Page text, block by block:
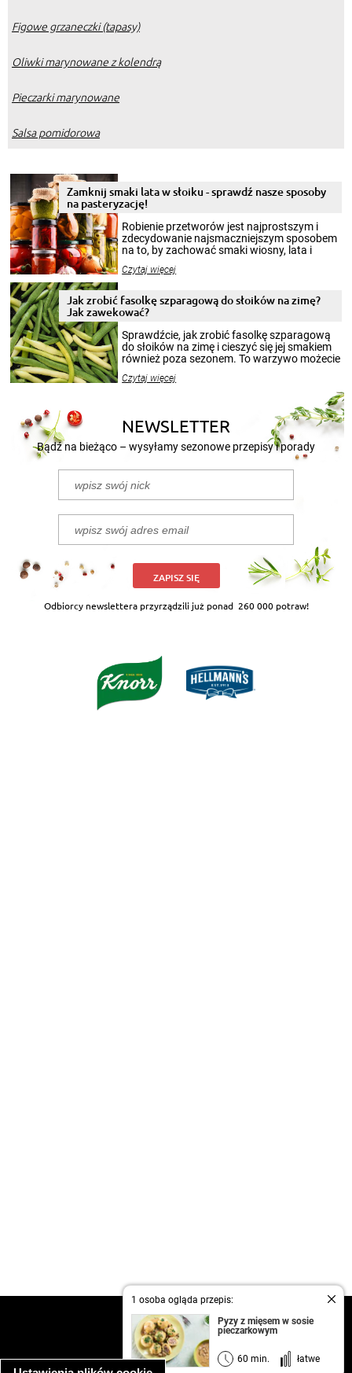
1 osoba ogląda przepis:
Pyzy z mięsem w sosie
pieczarkowym
60 min. łatwe
Figowe grzaneczki (tapasy)
Oliwki marynowane z kolendrą
Pieczarki marynowane
Salsa pomidorowa
Zamknij smaki lata w słoiku - sprawdź nasze sposoby
na pasteryzację!
Robienie przetworów jest najprostszym i
zdecydowanie najsmaczniejszym sposobem
na to, by zachować smaki wiosny, lata i
krajobrazów, by cieszyć nimi oko w sezonie
pełni poczuć atmosferę cieplejszych
miesięcy. Przygotowanie słoików ze
patenty, które pozwolą zachować świeżość
przetworów.
Czytaj więcej
Jak zrobić fasolkę szparagową do słoików na zimę?
Jak zawekować?
Sprawdźcie, jak zrobić fasolkę szparagową
do słoików na zimę i cieszyć się jej smakiem
również poza sezonem. To warzywo możecie
nasze propozycje!
Czytaj więcej
NEWSLETTER
Bądź na bieżąco – wysyłamy sezonowe przepisy i porady
ZAPISZ SIĘ
Odbiorcy newslettera przyrządzili już ponad 260 000 potraw!
kontakt
regulamin
informacja o prywatności